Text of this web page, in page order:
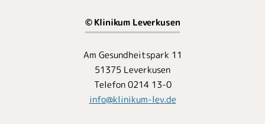
© Klinikum Leverkusen
Am Gesundheitspark 11
51375 Leverkusen
Telefon 0214 13-0
info@klinikum-lev.de